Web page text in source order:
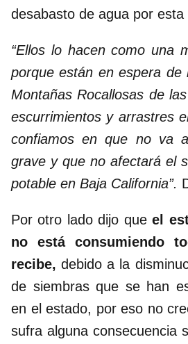
desabasto de agua por esta
“Ellos lo hacen como una
porque están en espera de
Montañas Rocallosas de
escurrimientos y arrastres
confiamos en que no va
grave y que no afectará el
potable en Baja California”.
Por otro lado dijo queel
no está consumiendo
recibe, debido a la
de siembras que se han
en el estado, por eso no
sufra alguna consecuencia